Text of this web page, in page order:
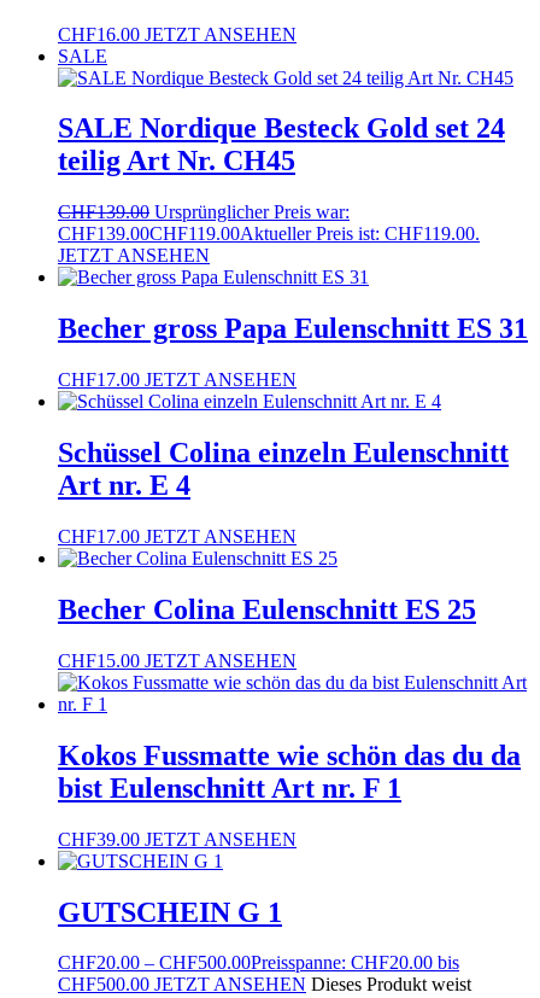
CHF16.00 JETZT ANSEHEN
SALE
SALE Nordique Besteck Gold set 24
teilig Art Nr. CH45
CHF139.00 Ursprünglicher Preis war:
CHF139.00CHF119.00Aktueller Preis ist: CHF119.00.
JETZT ANSEHEN
Becher gross Papa Eulenschnitt ES 31
CHF17.00 JETZT ANSEHEN
Schüssel Colina einzeln Eulenschnitt
Art nr. E 4
CHF17.00 JETZT ANSEHEN
Becher Colina Eulenschnitt ES 25
CHF15.00 JETZT ANSEHEN
Kokos Fussmatte wie schön das du da
bist Eulenschnitt Art nr. F 1
CHF39.00 JETZT ANSEHEN
GUTSCHEIN G 1
CHF20.00 – CHF500.00Preisspanne: CHF20.00 bis
CHF500.00 JETZT ANSEHEN Dieses Produkt weist